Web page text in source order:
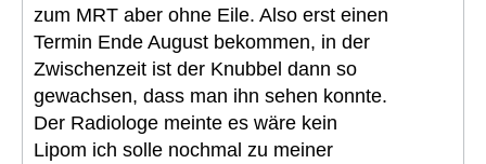
zum MRT aber ohne Eile. Also erst einen
Termin Ende August bekommen, in der
Zwischenzeit ist der Knubbel dann so
gewachsen, dass man ihn sehen konnte.
Der Radiologe meinte es wäre kein
Lipom ich solle nochmal zu meiner